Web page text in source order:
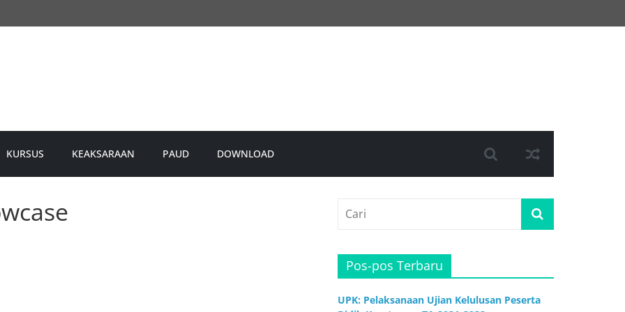
KURSUS KEAKSARAAN PAUD DOWNLOAD
Pos-pos Terbaru
UPK: Pelaksanaan Ujian Kelulusan Peserta